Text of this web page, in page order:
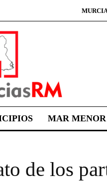
MAR MENOR
de los